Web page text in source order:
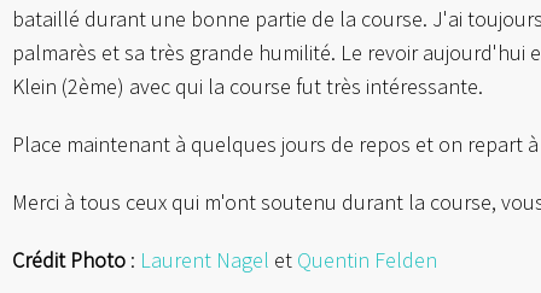
bataillé durant une bonne partie de la course. J'ai
palmarès et sa très grande humilité. Le revoir
Klein (2ème) avec qui la course fut très intéressante.
Place maintenant à quelques jours de repos et on repart
Merci à tous ceux qui m'ont soutenu durant la course,
Crédit Photo : Laurent Nagel et Quentin Felden